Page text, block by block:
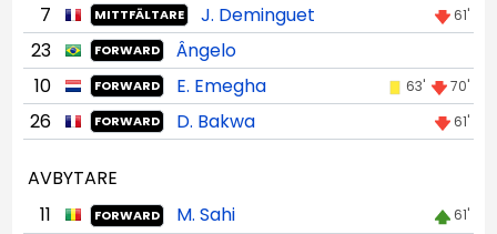
7 MITTFÄLTARE J. Deminguet 61'
23 FORWARD
Ângelo
10
FORWARD E. Emegha 63' 70'
26 FORWARD D. Bakwa 61'
AVBYTARE
11
FORWARD M. Sahi 61'